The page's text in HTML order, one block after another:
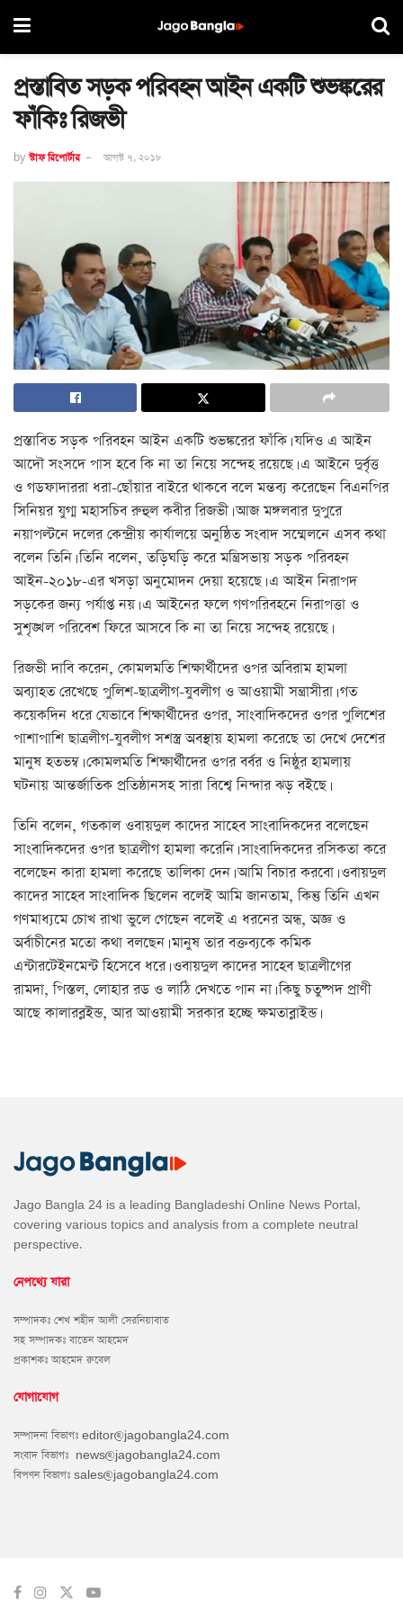
প্রস্তাবিত সড়ক পরিবহন আইন একটি শুভঙ্করের
ফাঁকিঃ রিজভী
by স্টাফ রিপোর্টার আগস্ট ৭, ২০১৮
প্রস্তাবিত সড়ক পরিবহন আইন একটি শুভঙ্করের ফাঁকি। যদিও এ আইন
আদৌ সংসদে পাস হবে কি না তা নিয়ে সন্দেহ রয়েছে। এ আইনে দুর্বৃত্ত
ও গডফাদাররা ধরা-ছোঁয়ার বাইরে থাকবে বলে মন্তব্য করেছেন বিএনপির
সিনিয়র যুগ্ম মহাসচিব রুহুল কবীর রিজভী। আজ মঙ্গলবার দুপুরে
নয়াপল্টনে দলের কেন্দ্রীয় কার্যালয়ে অনুষ্ঠিত সংবাদ সম্মেলনে এসব কথা
বলেন তিনি। তিনি বলেন, তড়িঘড়ি করে মন্ত্রিসভায় সড়ক পরিবহন
আইন-২০১৮-এর খসড়া অনুমোদন দেয়া হয়েছে। এ আইন নিরাপদ
সড়কের জন্য পর্যাপ্ত নয়। এ আইনের ফলে গণপরিবহনে নিরাপত্তা ও
সুশৃঙ্খল পরিবেশ ফিরে আসবে কি না তা নিয়ে সন্দেহ রয়েছে।
রিজভী দাবি করেন, কোমলমতি শিক্ষার্থীদের ওপর অবিরাম হামলা
অব্যাহত রেখেছে পুলিশ-ছাত্রলীগ-যুবলীগ ও আওয়ামী সন্ত্রাসীরা। গত
কয়েকদিন ধরে যেভাবে শিক্ষার্থীদের ওপর, সাংবাদিকদের ওপর পুলিশের
পাশাপাশি ছাত্রলীগ-যুবলীগ সশস্ত্র অবস্থায় হামলা করেছে তা দেখে দেশের
মানুষ হতভম্ব। কোমলমতি শিক্ষার্থীদের ওপর বর্বর ও নিষ্ঠুর হামলায়
ঘটনায় আন্তর্জাতিক প্রতিষ্ঠানসহ সারা বিশ্বে নিন্দার ঝড় বইছে।
তিনি বলেন, গতকাল ওবায়দুল কাদের সাহেব সাংবাদিকদের বলেছেন
সাংবাদিকদের ওপর ছাত্রলীগ হামলা করেনি। সাংবাদিকদের রসিকতা করে
বলেছেন কারা হামলা করেছে তালিকা দেন। আমি বিচার করবো। ওবায়দুল
কাদের সাহেব সাংবাদিক ছিলেন বলেই আমি জানতাম, কিন্তু তিনি এখন
গণমাধ্যমে চোখ রাখা ভুলে গেছেন বলেই এ ধরনের অন্ধ, অজ্ঞ ও
অর্বাচীনের মতো কথা বলছেন। মানুষ তার বক্তব্যকে কমিক
এন্টারটেইনমেন্ট হিসেবে ধরে। ওবায়দুল কাদের সাহেব ছাত্রলীগের
রামদা, পিস্তল, লোহার রড ও লাঠি দেখতে পান না। কিছু চতুষ্পদ প্রাণী
আছে কালারব্লইন্ড, আর আওয়ামী সরকার হচ্ছে ক্ষমতাব্লাইন্ড।
Jago Bangla 24 is a leading Bangladeshi Online News Portal,
covering various topics and analysis from a complete neutral
perspective.
নেপথ্যে যারা
সম্পাদকঃ শেখ শহীদ আলী সেরনিয়াবাত
সহ সম্পাদকঃ বাতেন আহমেদ
প্রকাশকঃ আহমেদ রুবেল
যোগাযোগ
সম্পাদনা বিভাগঃ editor@jagobangla24.com
সংবাদ বিভাগঃ news@jagobangla24.com
বিপণন বিভাগঃ sales@jagobangla24.com